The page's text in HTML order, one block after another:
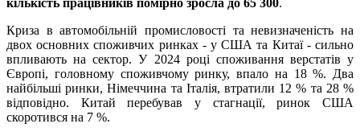
кількість працівників помірно зросла до 65 300.
Криза в автомобільній промисловості та невизначеність на
двох основних споживчих ринках - у США та Китаї - сильно
впливають на сектор. У 2024 році споживання верстатів у
Європі, головному споживчому ринку, впало на 18 %. Два
найбільші ринки, Німеччина та Італія, втратили 12 % та 28 %
відповідно. Китай перебував у стагнації, ринок США
скоротився на 7 %.